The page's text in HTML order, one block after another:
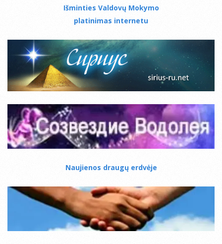
Išminties Valdovų Mokymo
platinimas internetu
Naujienos draugų erdvėje